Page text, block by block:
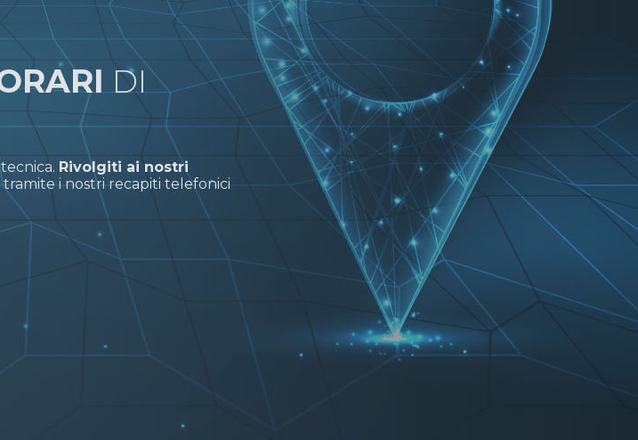
DI
Rivolgiti ai nostri
tramite i nostri recapiti telefonici